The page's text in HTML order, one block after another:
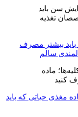
باید بیشتر مصرف
سالم
مغذی حیاتی که باید